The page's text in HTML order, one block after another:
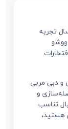
هستم، ۲۶ ساله با بیش از ۱۲ سال تجربه
و دبی مربی
و
تناسب
هستید،